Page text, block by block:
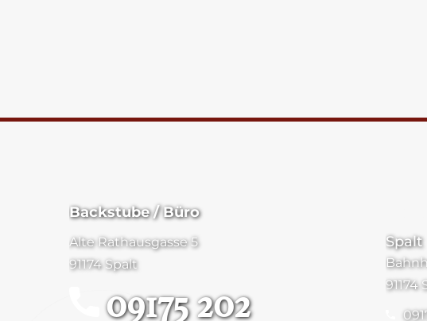
Backstube / Büro
Alte Rathausgasse 5
91174 Spalt
09175 202
Spalt
91174